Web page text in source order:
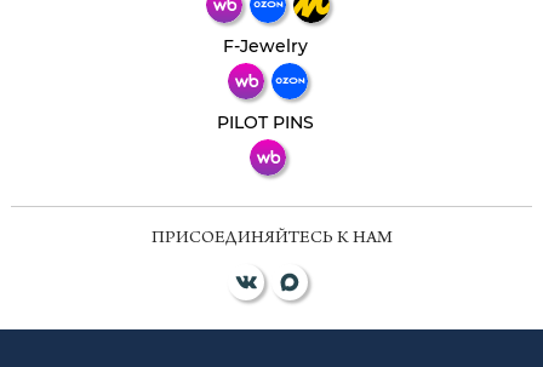
F-Jewelry
PILOT PINS
ПРИСОЕДИНЯЙТЕСЬ К НАМ